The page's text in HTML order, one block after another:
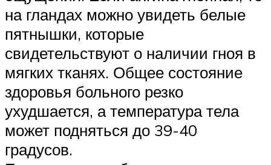
на гландах можно увидеть белые
пятнышки, которые
свидетельствуют о наличии гноя в
мягких тканях. Общее состояние
здоровья больного резко
ухудшается, а температура тела
может подняться до 39-40
градусов.